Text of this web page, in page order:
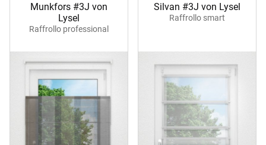
Munkfors #3J von
Lysel
Raffrollo professional
Silvan #3J von Lysel
Raffrollo smart